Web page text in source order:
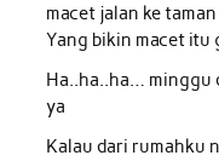
macet jalan ke
Yang bikin macet itu
Ha..ha..ha… minggu
ya
Kalau dari rumahku